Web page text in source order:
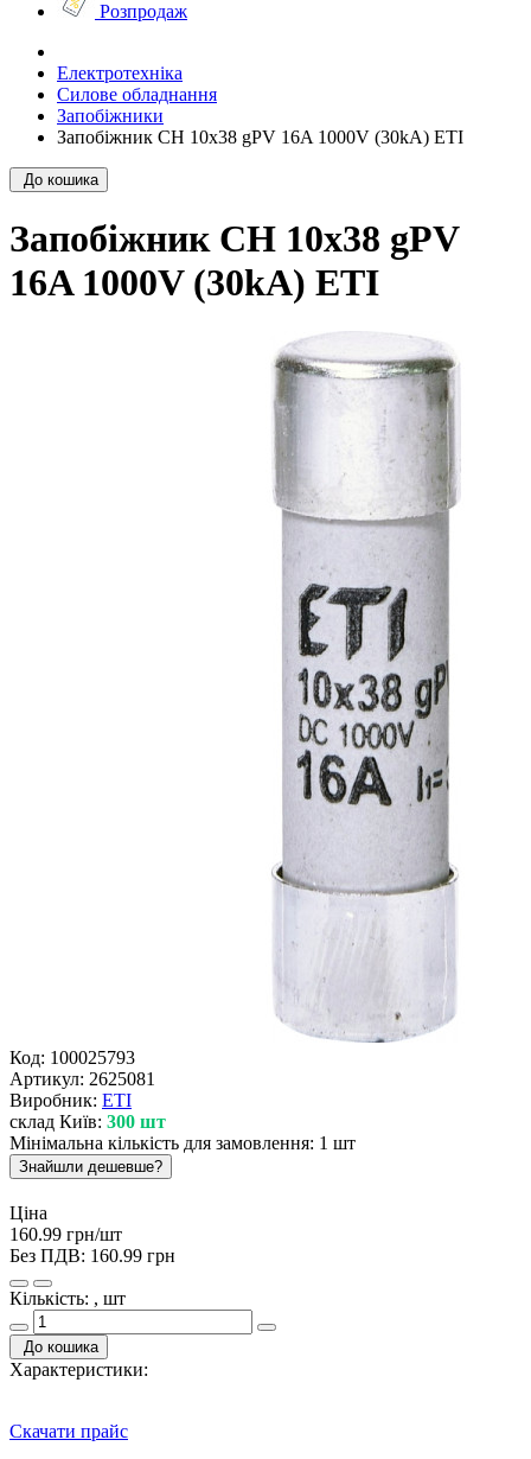
Розпродаж
Електротехніка
Силове обладнання
Запобіжники
Запобіжник CH 10x38 gPV 16A 1000V (30kA) ETI
До кошика
Запобіжник CH 10x38 gPV
16A 1000V (30kA) ETI
Код: 100025793
Артикул: 2625081
Виробник: ETI
склад Київ: 300 шт
Мінімальна кількість для замовлення: 1 шт
Знайшли дешевше?
Ціна
160.99 грн/шт
Без ПДВ: 160.99 грн
Кількість: , шт
До кошика
Характеристики:
Скачати прайс